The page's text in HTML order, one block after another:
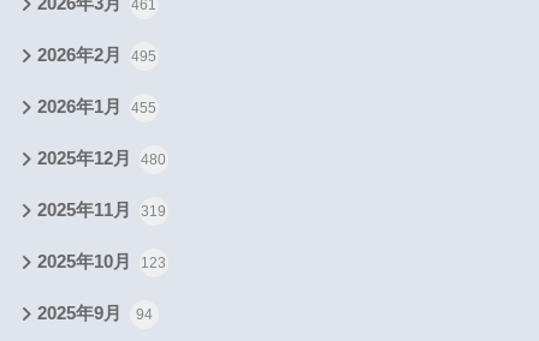
2026年3月 461
2026年2月 495
2026年1月 455
2025年12月 480
2025年11月 319
2025年10月 123
2025年9月 94